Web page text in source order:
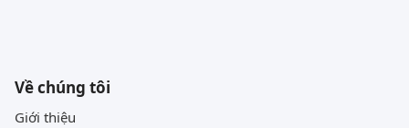
Về chúng tôi
Giới thiệu